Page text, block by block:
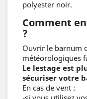
polyester noir.
Comment
?
Ouvrir le barnum
météorologiques
Le lestage est
sécuriser votre
En cas de vent :